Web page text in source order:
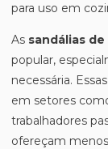
para uso em
As sandálias
popular,
necessária.
em setores
trabalhadores
ofereçam